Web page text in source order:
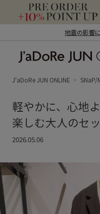
地震の影響
ン オンライン）
J'aDoRe JUN ONLINE SNaP/
軽やかに、心地
楽しむ大人のセ
2026.05.06